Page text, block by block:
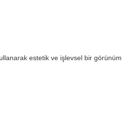
estetik ve işlevsel bir görünüm